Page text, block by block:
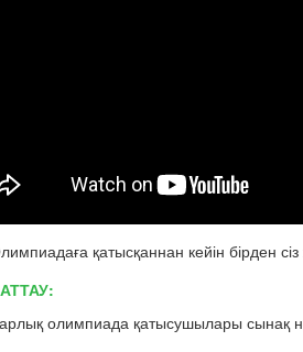
қатысқаннан кейін бірден сіз
олимпиада қатысушылары сынақ